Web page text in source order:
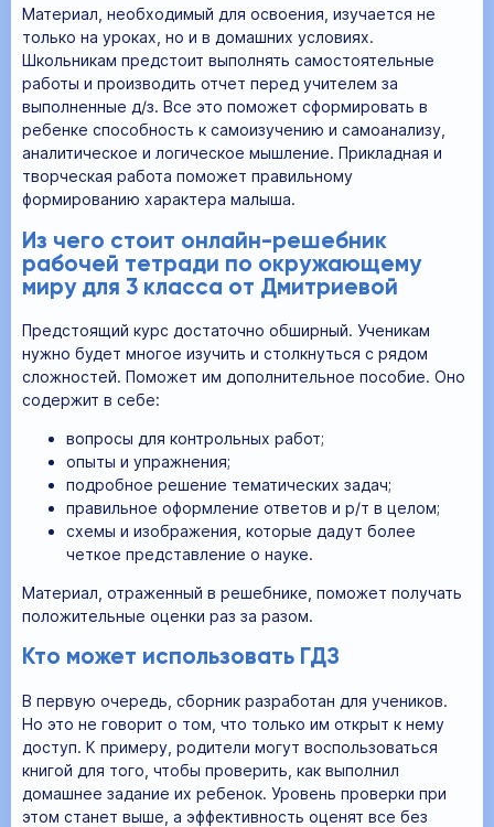
Материал, необходимый для освоения, изучается не
только на уроках, но и в домашних условиях.
Школьникам предстоит выполнять самостоятельные
работы и производить отчет перед учителем за
выполненные д/з. Все это поможет сформировать в
ребенке способность к самоизучению и самоанализу,
аналитическое и логическое мышление. Прикладная и
творческая работа поможет правильному
формированию характера малыша.
Из чего стоит онлайн-решебник
рабочей тетради по окружающему
миру для 3 класса от Дмитриевой
Предстоящий курс достаточно обширный. Ученикам
нужно будет многое изучить и столкнуться с рядом
сложностей. Поможет им дополнительное пособие. Оно
содержит в себе:
вопросы для контрольных работ;
опыты и упражнения;
подробное решение тематических задач;
правильное оформление ответов и р/т в целом;
схемы и изображения, которые дадут более
четкое представление о науке.
Материал, отраженный в решебнике, поможет получать
положительные оценки раз за разом.
Кто может использовать ГДЗ
В первую очередь, сборник разработан для учеников.
Но это не говорит о том, что только им открыт к нему
доступ. К примеру, родители могут воспользоваться
книгой для того, чтобы проверить, как выполнил
домашнее задание их ребенок. Уровень проверки при
этом станет выше, а эффективность оценят все без